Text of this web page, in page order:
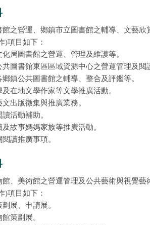
館之營運、鄉鎮市立圖書館之輔導、文藝欣
)項目如下：
局圖書館之營運、管理及維護等。
共圖書館東區區域資源中心之營運管理及閱
鎮公共圖書館之輔導、整合及評鑑等。
及在地文學作家等文學推廣活動。
出版徵集與推廣業務。
活動補助。
故事媽媽家族等推廣活動。
讀推廣事項。
館、美術館之營運管理及公共藝術與視覺藝
)項目如下：
展、申請展。
策劃展。